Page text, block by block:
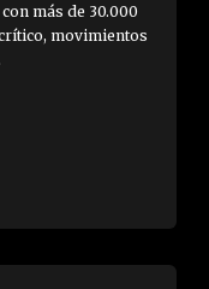
más de 30.000
movimientos